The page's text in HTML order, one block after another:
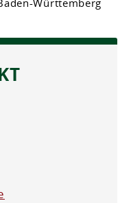
Württemberg